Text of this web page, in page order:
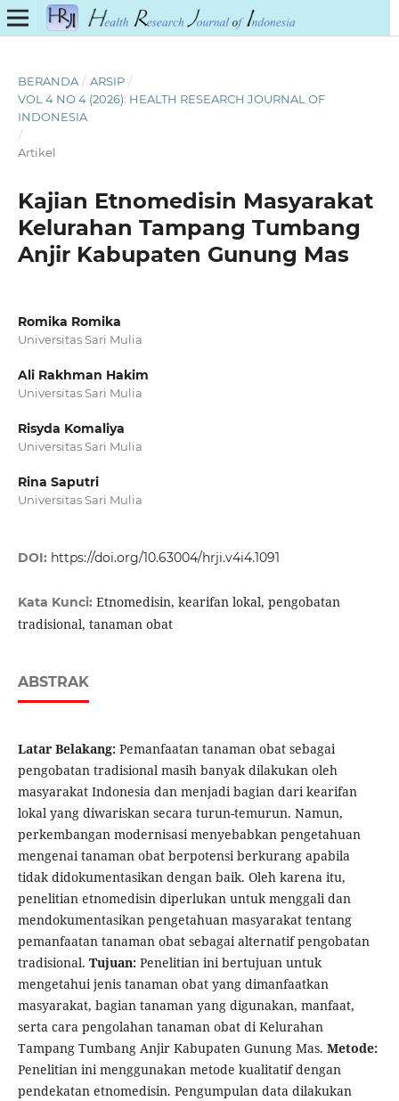
BERANDA / ARSIP /
VOL 4 NO 4 (2026): HEALTH RESEARCH JOURNAL OF
INDONESIA
/
Artikel
Kajian Etnomedisin Masyarakat
Kelurahan Tampang Tumbang
Anjir Kabupaten Gunung Mas
Romika Romika
Universitas Sari Mulia
Ali Rakhman Hakim
Universitas Sari Mulia
Risyda Komaliya
Universitas Sari Mulia
Rina Saputri
Universitas Sari Mulia
DOI: https://doi.org/10.63004/hrji.v4i4.1091
Kata Kunci: Etnomedisin, kearifan lokal, pengobatan
tradisional, tanaman obat
ABSTRAK
Latar Belakang: Pemanfaatan tanaman obat sebagai
pengobatan tradisional masih banyak dilakukan oleh
masyarakat Indonesia dan menjadi bagian dari kearifan
lokal yang diwariskan secara turun-temurun. Namun,
perkembangan modernisasi menyebabkan pengetahuan
mengenai tanaman obat berpotensi berkurang apabila
tidak didokumentasikan dengan baik. Oleh karena itu,
penelitian etnomedisin diperlukan untuk menggali dan
mendokumentasikan pengetahuan masyarakat tentang
pemanfaatan tanaman obat sebagai alternatif pengobatan
tradisional. Tujuan: Penelitian ini bertujuan untuk
mengetahui jenis tanaman obat yang dimanfaatkan
masyarakat, bagian tanaman yang digunakan, manfaat,
serta cara pengolahan tanaman obat di Kelurahan
Tampang Tumbang Anjir Kabupaten Gunung Mas. Metode:
Penelitian ini menggunakan metode kualitatif dengan
pendekatan etnomedisin. Pengumpulan data dilakukan